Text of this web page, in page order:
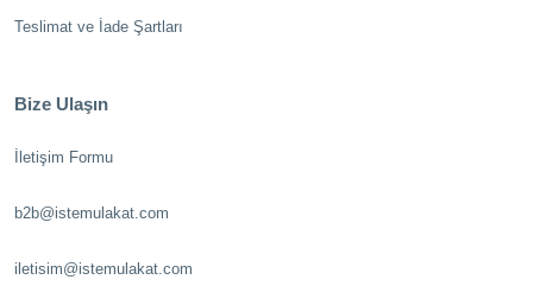
Teslimat ve İade Şartları
Bize Ulaşın
İletişim Formu
b2b@istemulakat.com
iletisim@istemulakat.com